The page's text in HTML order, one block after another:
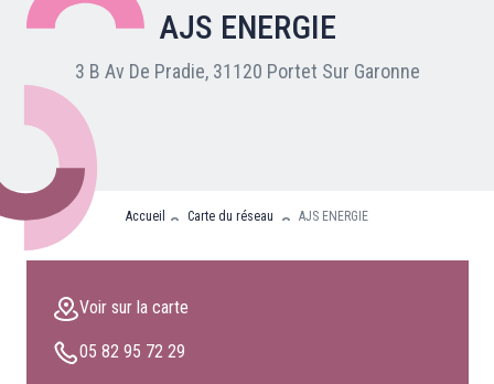
Nos adhérents
Carte du réseau
Nos partenaires
Clients professionnels
AJS ENERGIE
3 B Av De Pradie, 31120 Portet Sur Garonne
Accueil Carte du réseau AJS ENERGIE
Voir sur la carte
05 82 95 72 29